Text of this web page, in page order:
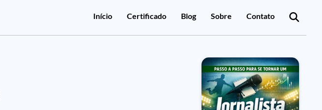
Início Certificado Blog Sobre Contato